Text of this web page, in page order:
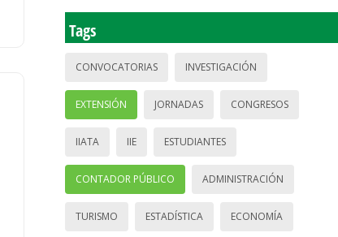
Tags
CONVOCATORIAS INVESTIGACIÓN
EXTENSIÓN JORNADAS CONGRESOS
IIATA IIE ESTUDIANTES
CONTADOR PÚBLICO ADMINISTRACIÓN
TURISMO ESTADÍSTICA ECONOMÍA